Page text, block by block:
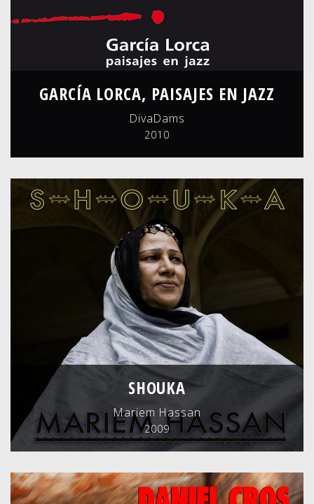
GARCÍA LORCA, PAISAJES EN JAZZ
DivaDams
2010
SHOUKA
Mariem Hassan
2009